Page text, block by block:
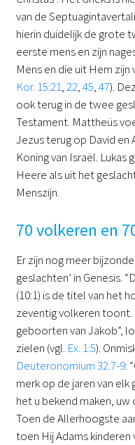
van de
hierin duidelijk de grote
eerste mens en zijn
Mens en die uit Hem
Kor. 15:21,22,45,47).
ook terug in de twee
Testament. Mattheüs
Jezus terug op David en
Koning van Israël.
Heere als uit het
Menszijn.
70 volkeren en
Er zijn nog meer
geslachten’ in Genesis.
(10:1) is de titel van het
zeventig volkeren
geboorten van Jakob”,
zielen (vgl. Ex. 1:5).
Deuteronomium 32:7-9:
merk op de jaren van elk
het u bekend maken, uw
Toen de Allerhoogste
toen Hij Adams